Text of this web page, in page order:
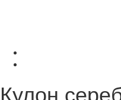
Кулон